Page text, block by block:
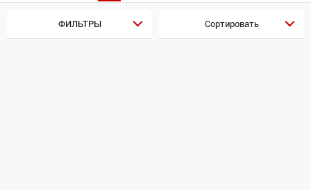
ФИЛЬТРЫ Сортировать